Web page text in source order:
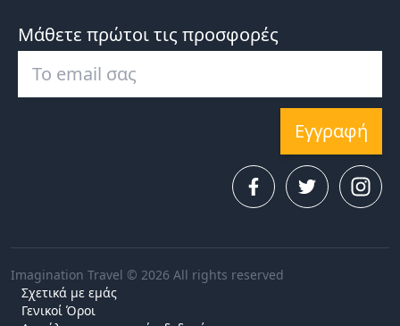
Μάθετε πρώτοι τις προσφορές
Εγγραφή
Imagination Travel © 2026 All rights reserved
Σχετικά με εμάς
Γενικοί Όροι